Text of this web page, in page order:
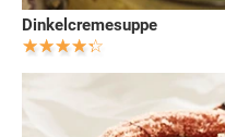
Dinkelcremesuppe